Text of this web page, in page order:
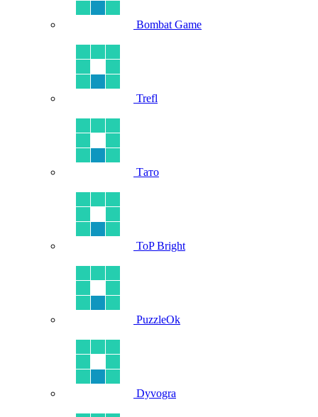
Bombat Game
Trefl
Тато
ToP Bright
PuzzleOk
Dyvogra